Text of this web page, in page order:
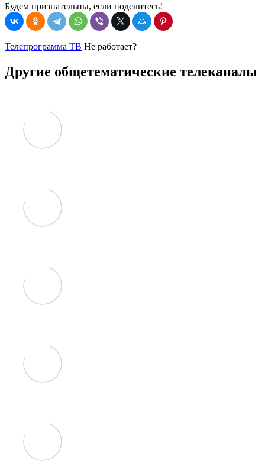
Будем признательны, если поделитесь!
Телепрограмма ТВ Не работает?
Другие общетематические телеканалы